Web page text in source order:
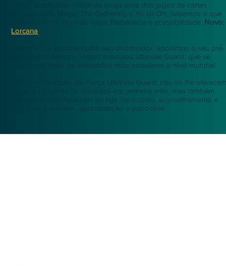
Como distribuidor oficial de longa data dos jogos de cartas
colecionáveis Magic: The Gathering e Yu-Gi-Oh!, sabemos o que
importa - antes de mais nada: Fiabilidade e acessibilidade. Novo:
Lorcana
Quando nos escolhe como seu distribuidor, apoiamos o seu pré-
lançamento com os nossos produtos Ultimate Guard, que se
encontram entre os acessórios mais populares a nível mundial.
Como proprietário da marca Ultimate Guard, não só lhe
a gama completa de produtos em primeira mão, mas também
expositores profissionais de loja, bem como aconselhamento e
apoio para eventos, apresentação e patrocínio.